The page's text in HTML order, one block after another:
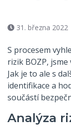
Datum
31. března 2022
S procesem
rizik BOZP,
Jak je to ale s
identifikace a
součástí
Analýza